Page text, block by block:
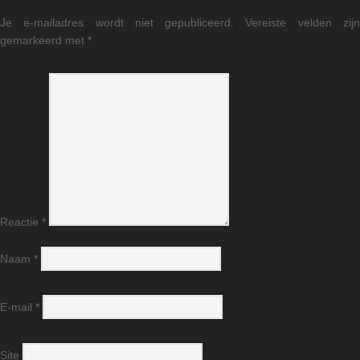
Je e-mailadres wordt niet gepubliceerd.
Vereiste velden zijn
gemarkeerd met *
Reactie *
Naam *
E-mail *
Site